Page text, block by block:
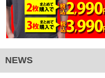
NEWS